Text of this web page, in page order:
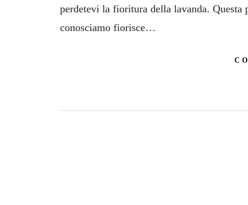
perdetevi la fioritura della lavanda.
conosciamo fiorisce…